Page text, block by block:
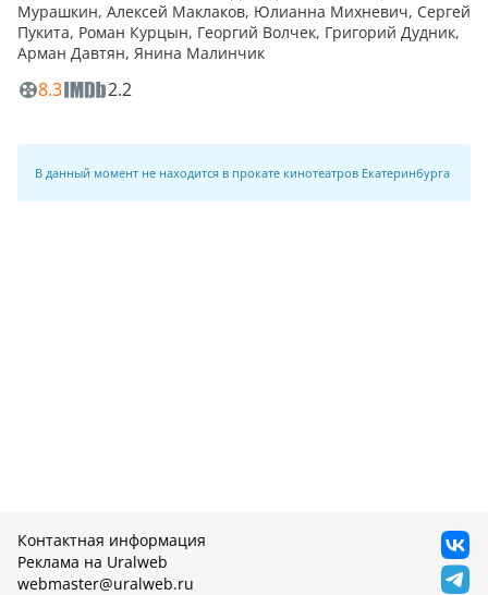
Мурашкин, Алексей Маклаков, Юлианна Михневич, Сергей
Пукита, Роман Курцын, Георгий Волчек, Григорий Дудник,
Арман Давтян, Янина Малинчик
8.3 2.2
В данный момент не находится в прокате кинотеатров Екатеринбурга
Контактная информация
Реклама на Uralweb
webmaster@uralweb.ru